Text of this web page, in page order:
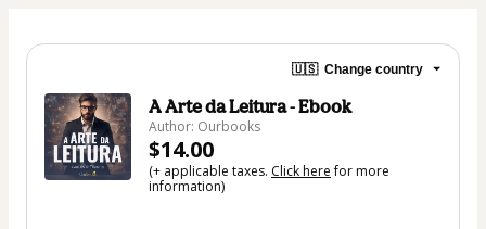
🇺🇸 Change country
A Arte da Leitura - Ebook
Author: Ourbooks
$14.00
(+ applicable taxes. Click herefor more
information)